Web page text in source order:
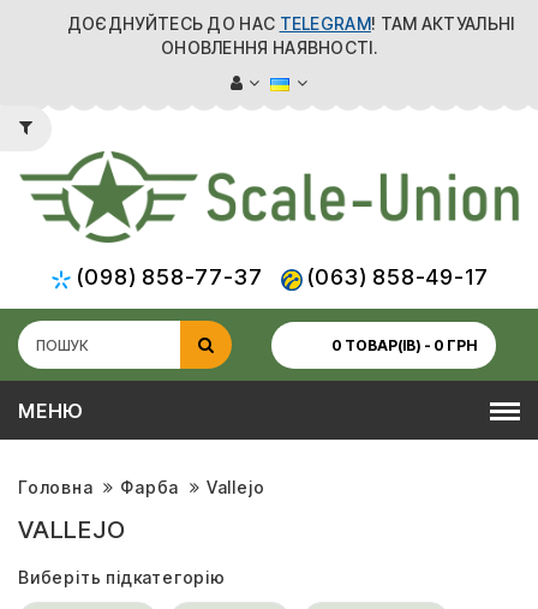
ДОЄДНУЙТЕСЬ ДО НАС TELEGRAM! ТАМ АКТУАЛЬНІ
ОНОВЛЕННЯ НАЯВНОСТІ.
(098) 858-77-37 (063) 858-49-17
0 ТОВАР(ІВ) - 0 ГРН
МЕНЮ
Головна Фарба Vallejo
VALLEJO
Виберіть підкатегорію